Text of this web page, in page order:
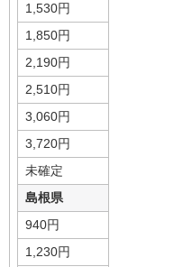
1,530円
1,850円
2,190円
2,510円
3,060円
3,720円
未確定
島根県
940円
1,230円